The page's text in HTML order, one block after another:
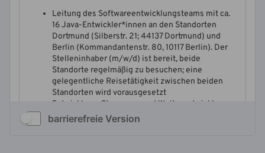
barrierefreie Version